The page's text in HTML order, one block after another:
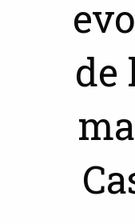
de